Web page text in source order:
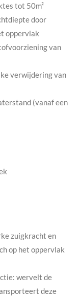
tot 50m²
door
oppervlak
van
verwijdering van
(vanaf een
zuigkracht en
op het oppervlak
wervelt de
deze